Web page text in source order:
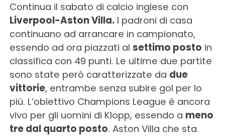
Continua il sabato di calcio inglese con
Liverpool-Aston Villa. I padroni di casa
continuano ad arrancare in campionato,
essendo ad ora piazzati al settimo posto in
classifica con 49 punti. Le ultime due partite
sono state però caratterizzate da due
vittorie, entrambe senza subire gol per lo
più. L’obiettivo Champions League è ancora
vivo per gli uomini di Klopp, essendo a meno
tre dal quarto posto. Aston Villa che sta